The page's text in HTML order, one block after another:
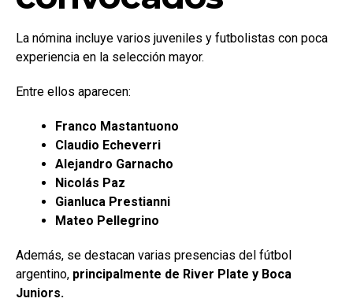
La nómina incluye varios juveniles y futbolistas con poca
experiencia en la selección mayor.
Entre ellos aparecen:
Franco Mastantuono
Claudio Echeverri
Alejandro Garnacho
Nicolás Paz
Gianluca Prestianni
Mateo Pellegrino
Además, se destacan varias presencias del fútbol
argentino, principalmente de River Plate y Boca
Juniors.